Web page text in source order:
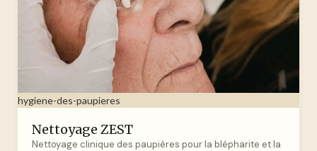
hygiene-des-paupieres
Nettoyage ZEST
Nettoyage clinique des paupières pour la blépharite et la